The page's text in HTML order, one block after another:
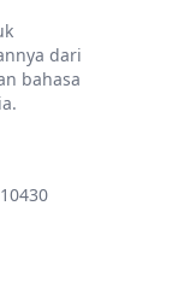
dari
bahasa